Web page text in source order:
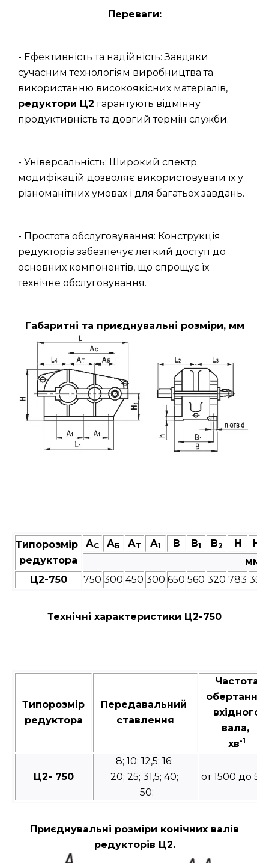
Переваги:
- Ефективність та надійність: Завдяки
сучасним технологіям виробництва та
використанню високоякісних матеріалів,
редуктори Ц2 гарантують відмінну
продуктивність та довгий термін служби.
- Універсальність: Широкий спектр
модифікацій дозволяє використовувати їх у
різноманітних умовах і для багатьох завдань.
- Простота обслуговування: Конструкція
редукторів забезпечує легкий доступ до
основних компонентів, що спрощує їх
технічне обслуговування.
Габаритні та приєднувальні розміри, мм
Типорозмір
редуктора
АC АБ АT А1 В В1 В2 Н Н
мм
Ц2-750
750 300 450 300 650 560 320 783 355
Технічні характеристики Ц2-750
Типорозмір
редуктора
Передавальний
ставлення
Частота
обертання
вхідного
вала,
хв-1
Ц2- 750
8; 10; 12,5; 16;
20; 25; 31,5; 40;
50;
от 1500 до
Приєднувальні розміри конічних валів
редукторів Ц2.